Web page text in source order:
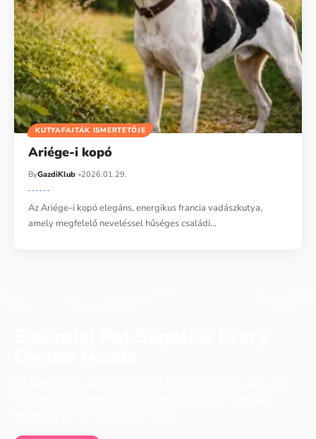
KUTYAFAJTÁK ISMERTETŐJE
Ariége-i kopó
ByGazdiKlub 2026.01.29.
Az Ariége-i kopó elegáns, energikus francia vadászkutya,
amely megfelelő neveléssel hűséges családi…